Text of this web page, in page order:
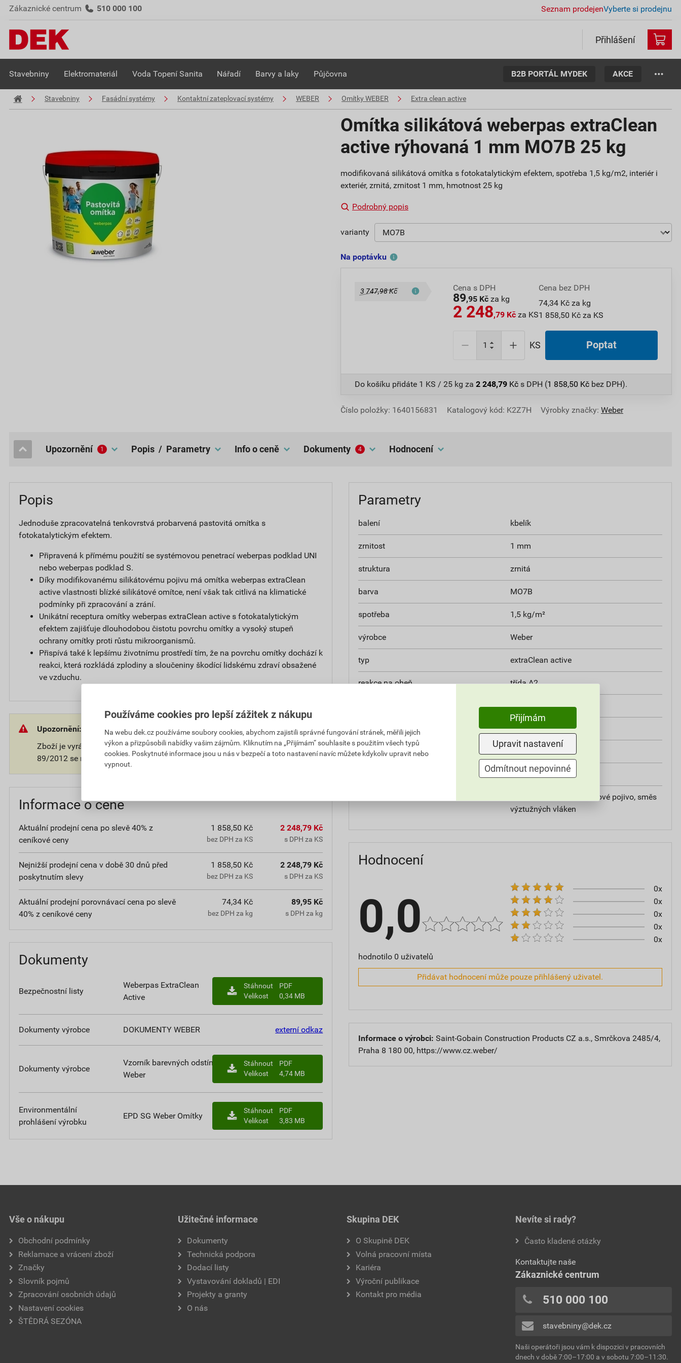
Zákaznické centrum 510 000 100 Seznam prodejenVyberte si prodejnu
Přihlášení
Stavebniny Elektromateriál Voda Topení Sanita Nářadí Barvy a laky Půjčovna B2B PORTÁL MYDEK AKCE
Stavebniny Fasádní systémy Kontaktní zateplovací systémy WEBER Omítky WEBER Extra clean active
Omítka silikátová weberpas extraClean
active rýhovaná 1 mm MO7B 25 kg
modifikovaná silikátová omítka s fotokatalytickým efektem, spotřeba 1,5 kg/m2, interiér i
exteriér, zrnitá, zrnitost 1 mm, hmotnost 25 kg
Podrobný popis
varianty
Na poptávku
3 747,98 Kč Cena s DPH
89,95 Kč za kg
2 248,79 Kč za KS
Cena bez DPH
74,34 Kč za kg
1 858,50 Kč za KS
KS Poptat
Do košíku přidáte 1 KS / 25 kg za 2 248,79 Kč s DPH (1 858,50 Kč bez DPH).
Číslo položky: 1640156831 Katalogový kód: K2Z7H Výrobky značky: Weber
popis / Parametry
upozornění 1 Info o ceně dokumenty 4 hodnocení
Popis
Jednoduše zpracovatelná tenkovrstvá probarvená pastovitá omítka s
fotokatalytickým efektem.
Připravená k přímému použití se systémovou penetrací weberpas podklad UNI
nebo weberpas podklad S.
Díky modifikovanému silikátovému pojivu má omítka weberpas extraClean
active vlastnosti blízké silikátové omítce, není však tak citlivá na klimatické
podmínky při zpracování a zrání.
Unikátní receptura omítky weberpas extraClean active s fotokatalytickým
efektem zajišťuje dlouhodobou čistotu povrchu omítky a vysoký stupeň
ochrany omítky proti růstu mikroorganismů.
Přispívá také k lepšímu životnímu prostředí tím, že na povrchu omítky dochází k
reakci, která rozkládá zplodiny a sloučeniny škodící lidskému zdraví obsažené
ve vzduchu.
Upozornění:
Zboží je vyráběno na přání zákazníka. V souladu s občanským zákoníkem č.
89/2012 se na takové zboží nevztahuje 14-ti denní ochranná lhůta.
Informace o ceně
Aktuální prodejní cena po slevě 40% z
ceníkové ceny
1 858,50 Kč
bez DPH za KS
2 248,79 Kč
s DPH za KS
Nejnižší prodejní cena v době 30 dnů před
poskytnutím slevy
1 858,50 Kč
bez DPH za KS
2 248,79 Kč
s DPH za KS
Aktuální prodejní porovnávací cena po slevě
40% z ceníkové ceny
74,34 Kč
bez DPH za kg
89,95 Kč
s DPH za kg
Dokumenty
Bezpečnostní listy
Weberpas ExtraClean
Active
Stáhnout
PDF
Velikost
0,34 MB
Dokumenty výrobce DOKUMENTY WEBER externí odkaz
Dokumenty výrobce
Vzorník barevných odstínů
Weber
Stáhnout
PDF
Velikost
4,74 MB
Environmentální
prohlášení výrobku
EPD SG Weber Omítky
Stáhnout
PDF
Velikost
3,83 MB
Parametry
balení kbelík
zrnitost 1 mm
struktura zrnitá
barva MO7B
spotřeba 1,5 kg/m²
výrobce Weber
typ extraClean active
reakce na oheň třída A2
od +5°C do +25°C
hmotnost 25 kg
typ výrobku
20
vápencové plnivo, silikátové pojivo, směs
výztužných vláken
Hodnocení
0,0
hodnotilo 0 uživatelů
0x
0x
0x
0x
0x
Přidávat hodnocení může pouze přihlášený uživatel.
Informace o výrobci: Saint-Gobain Construction Products CZ a.s., Smrčkova 2485/4,
Praha 8 180 00, https://www.cz.weber/
Vše o nákupu
Obchodní podmínky
Reklamace a vrácení zboží
Značky
Slovník pojmů
Zpracování osobních údajů
Nastavení cookies
ŠTĚDRÁ SEZÓNA
Užitečné informace
Dokumenty
Technická podpora
Dodací listy
Vystavování dokladů | EDI
Projekty a granty
O nás
Skupina DEK
O Skupině DEK
Volná pracovní místa
Kariéra
Výroční publikace
Kontakt pro média
Nevíte si rady?
Často kladené otázky
Kontaktujte naše
Zákaznické centrum
510 000 100
stavebniny@dek.cz
Naši operátoři jsou vám k dispozici v pracovních
dnech v době 7:00–17:00 a v sobotu 7:00–11:30.
Používáme cookies pro lepší zážitek z nákupu
Na webu dek.cz používáme soubory cookies, abychom zajistili správné fungování stránek, měřili jejich
výkon a přizpůsobili nabídky vašim zájmům. Kliknutím na „Přijímám“ souhlasíte s použitím všech typů
cookies. Poskytnuté informace jsou u nás v bezpečí a toto nastavení navíc můžete kdykoliv upravit nebo
vypnout.
Přijímám
Upravit nastavení
Odmítnout nepovinné